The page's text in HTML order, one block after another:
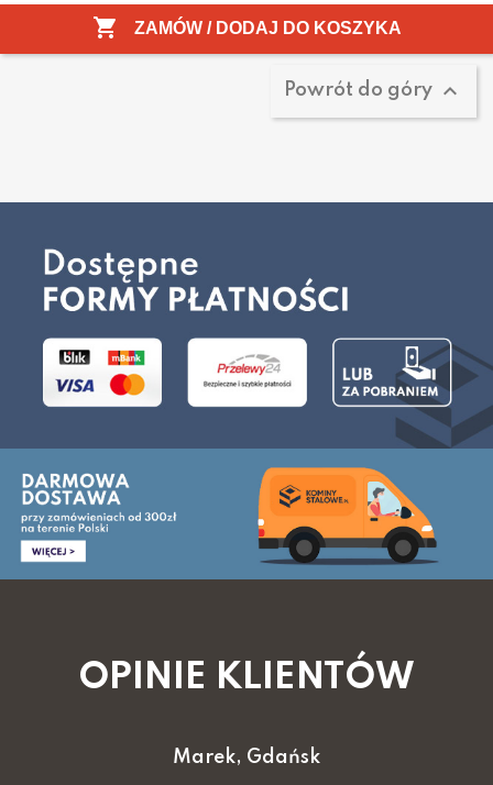
 ZAMÓW / DODAJ DO KOSZYKA
Pokazano 1-1 z 1 pozycji
Powrót do góry 
OPINIE KLIENTÓW
Marek, Gdańsk